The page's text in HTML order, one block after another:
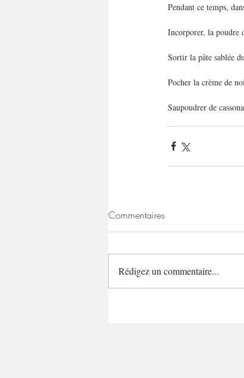
Pendant ce temps,
Incorporer, la poudre
Sortir la pâte sablée
Pocher la crème de
Saupoudrer de
Commentaires
Rédigez un commentaire...